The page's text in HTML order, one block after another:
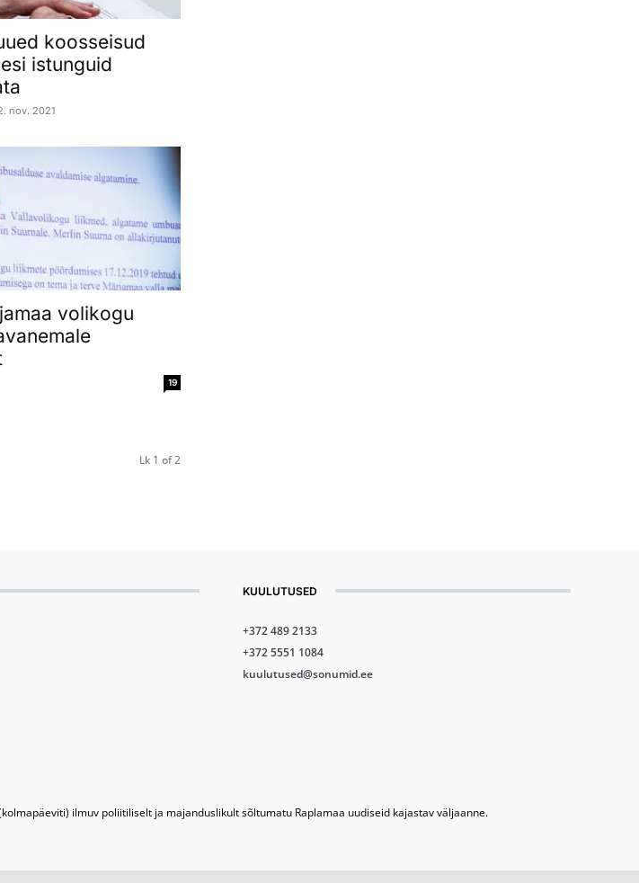
koosseisud
istunguid
nov. 2021
volikogu
19
Lk 1 of 2
KUULUTUSED
+372 489 2133
+372 5551 1084
kuulutused@sonumid.ee
ilmuv poliitiliselt ja majanduslikult sõltumatu Raplamaa uudiseid kajastav väljaanne.